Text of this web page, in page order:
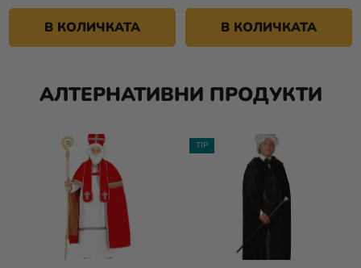
В КОЛИЧКАТА В КОЛИЧКАТА
АЛТЕРНАТИВНИ ПРОДУКТИ
TIP